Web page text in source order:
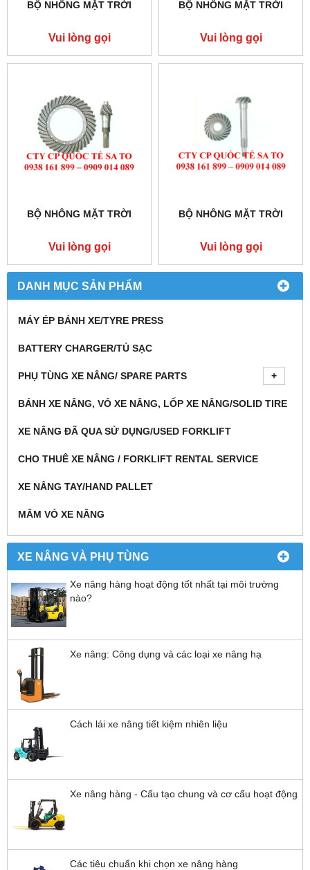
DANH MỤC SẢN PHẨM
MÁY ÉP BÁNH XE/TYRE PRESS
BATTERY CHARGER/TỦ SẠC
PHỤ TÙNG XE NÂNG/ SPARE PARTS
BÁNH XE NÂNG, VỎ XE NÂNG, LỐP XE NÂNG/SOLID TIRE
XE NÂNG ĐÃ QUA SỬ DỤNG/USED FORKLIFT
CHO THUÊ XE NÂNG / FORKLIFT RENTAL SERVICE
XE NÂNG TAY/HAND PALLET
MÂM VỎ XE NÂNG
XE NÂNG VÀ PHỤ TÙNG
Xe nâng hàng hoạt động tốt nhất tại môi trường
nào?
Xe nâng: Công dụng và các loại xe nâng hạ
Cách lái xe nâng tiết kiệm nhiên liệu
Xe nâng hàng - Cấu tạo chung và cơ cấu hoạt động
Các tiêu chuẩn khi chọn xe nâng hàng
BỘ NHÔNG MẶT TRỜI
Vui lòng gọi
BỘ NHÔNG MẶT TRỜI
Vui lòng gọi
BỘ NHÔNG MẶT TRỜI
Vui lòng gọi
BỘ NHÔNG MẶT TRỜI
Vui lòng gọi